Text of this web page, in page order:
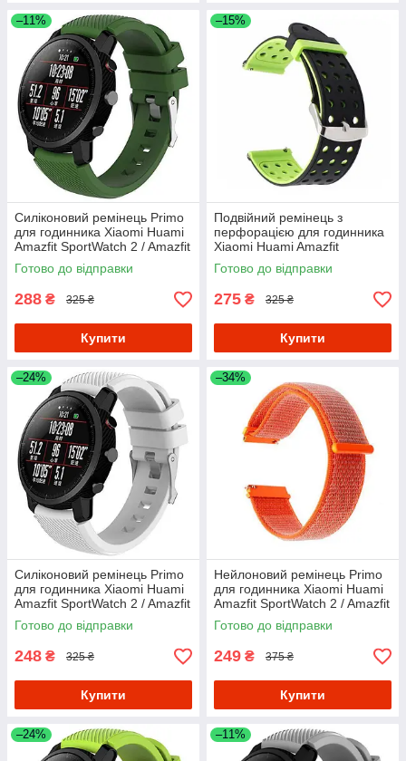
–11%
Силіконовий ремінець Primo
для годинника Xiaomi Huami
Amazfit SportWatch 2 / Amazfit
Stratos - Army Green
Готово до відправки
288 ₴ 325 ₴
Купити
–15%
Подвійний ремінець з
перфорацією для годинника
Xiaomi Huami Amazfit
SportWatch 2/Amazfit Stratos -
Black&Green
Готово до відправки
275 ₴ 325 ₴
Купити
–24%
Силіконовий ремінець Primo
для годинника Xiaomi Huami
Amazfit SportWatch 2 / Amazfit
Stratos - White
Готово до відправки
248 ₴ 325 ₴
Купити
–34%
Нейлоновий ремінець Primo
для годинника Xiaomi Huami
Amazfit SportWatch 2 / Amazfit
Stratos - Orange
Готово до відправки
249 ₴ 375 ₴
Купити
–24% –11%